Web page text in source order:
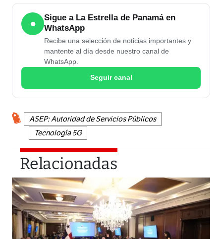
●
Sigue a La Estrella de Panamá en
WhatsApp
Recibe una selección de noticias importantes y
mantente al día desde nuestro canal de
WhatsApp.
Seguir canal
ASEP: Autoridad de Servicios Públicos
Tecnología 5G
Relacionadas